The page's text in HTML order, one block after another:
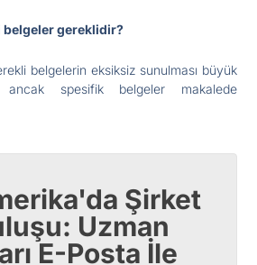
belgeler gereklidir?
belgelerin eksiksiz sunulması büyük
ancak spesifik belgeler makalede
Şirket
Uzman
E-Posta İle